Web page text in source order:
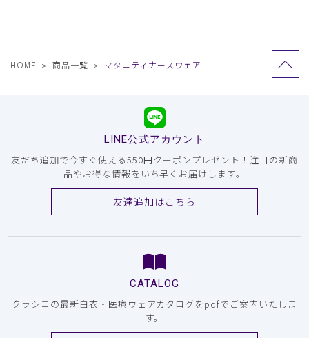
HOME 商品一覧 マタニティナースウェア
LINE公式アカウント
友だち追加で今すぐ使える550円クーポンプレゼント！注目の新商
品やお得な情報をいち早くお届けします。
友達追加はこちら
CATALOG
クラシコの最新白衣・医療ウェアカタログをpdfでご案内いたしま
す。